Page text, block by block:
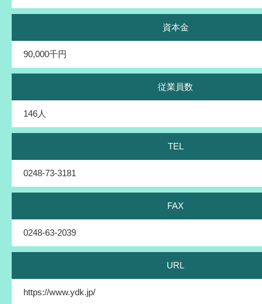
資本金
90,000千円
従業員数
146人
TEL
0248-73-3181
FAX
0248-63-2039
URL
https://www.ydk.jp/